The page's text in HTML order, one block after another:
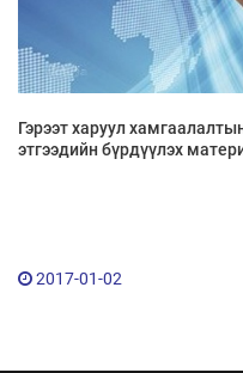
Гэрээт харуул
этгээдийн бүрдүүлэх
2017-01-02